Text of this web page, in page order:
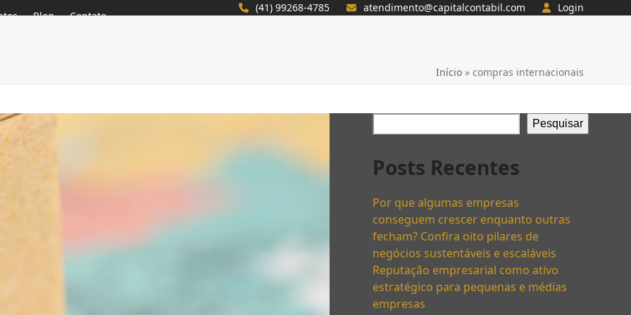
(41) 99268-4785 atendimento@capitalcontabil.com Login
Blog Contato
Início» compras internacionais
Pesquisar
Posts Recentes
Por que algumas empresas
conseguem crescer enquanto outras
fecham? Confira oito pilares de
negócios sustentáveis e escaláveis
Reputação empresarial como ativo
estratégico para pequenas e médias
empresas